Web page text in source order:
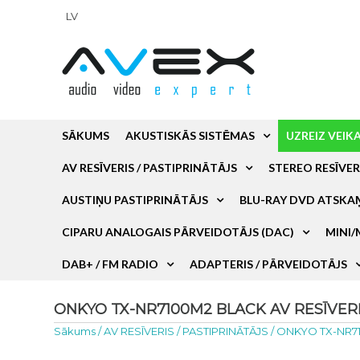
LV
SĀKUMS AKUSTISKĀS SISTĒMAS UZREIZ
AV RESĪVERIS / PASTIPRINĀTĀJS STEREO
AUSTIŅU PASTIPRINĀTĀJS BLU-RAY DVD
CIPARU ANALOGAIS PĀRVEIDOTĀJS (DAC) MINI/
DAB+ / FM RADIO ADAPTERIS / PĀRVEIDOTĀJS
ONKYO TX-NR7100M2 BLACK AV
Sākums/AV RESĪVERIS / PASTIPRINĀTĀJS /ONKYO TX-